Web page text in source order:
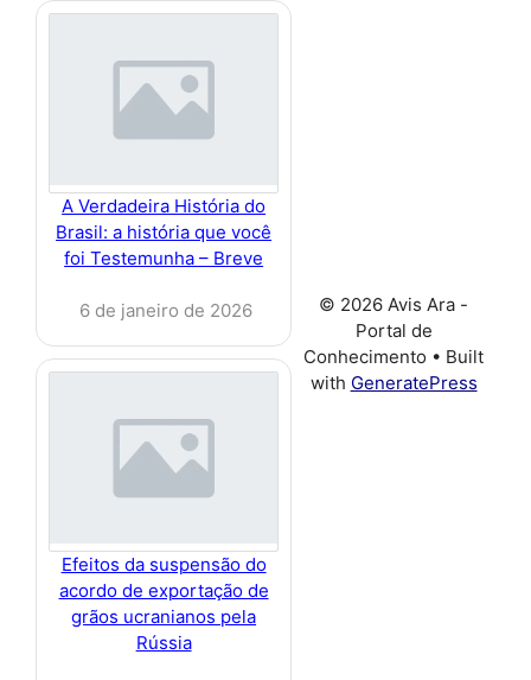
A Verdadeira História do
Brasil: a história que você
foi Testemunha – Breve
6 de janeiro de 2026
Efeitos da suspensão do
acordo de exportação de
grãos ucranianos pela
Rússia
© 2026 Avis Ara -
Portal de
Conhecimento • Built
with GeneratePress